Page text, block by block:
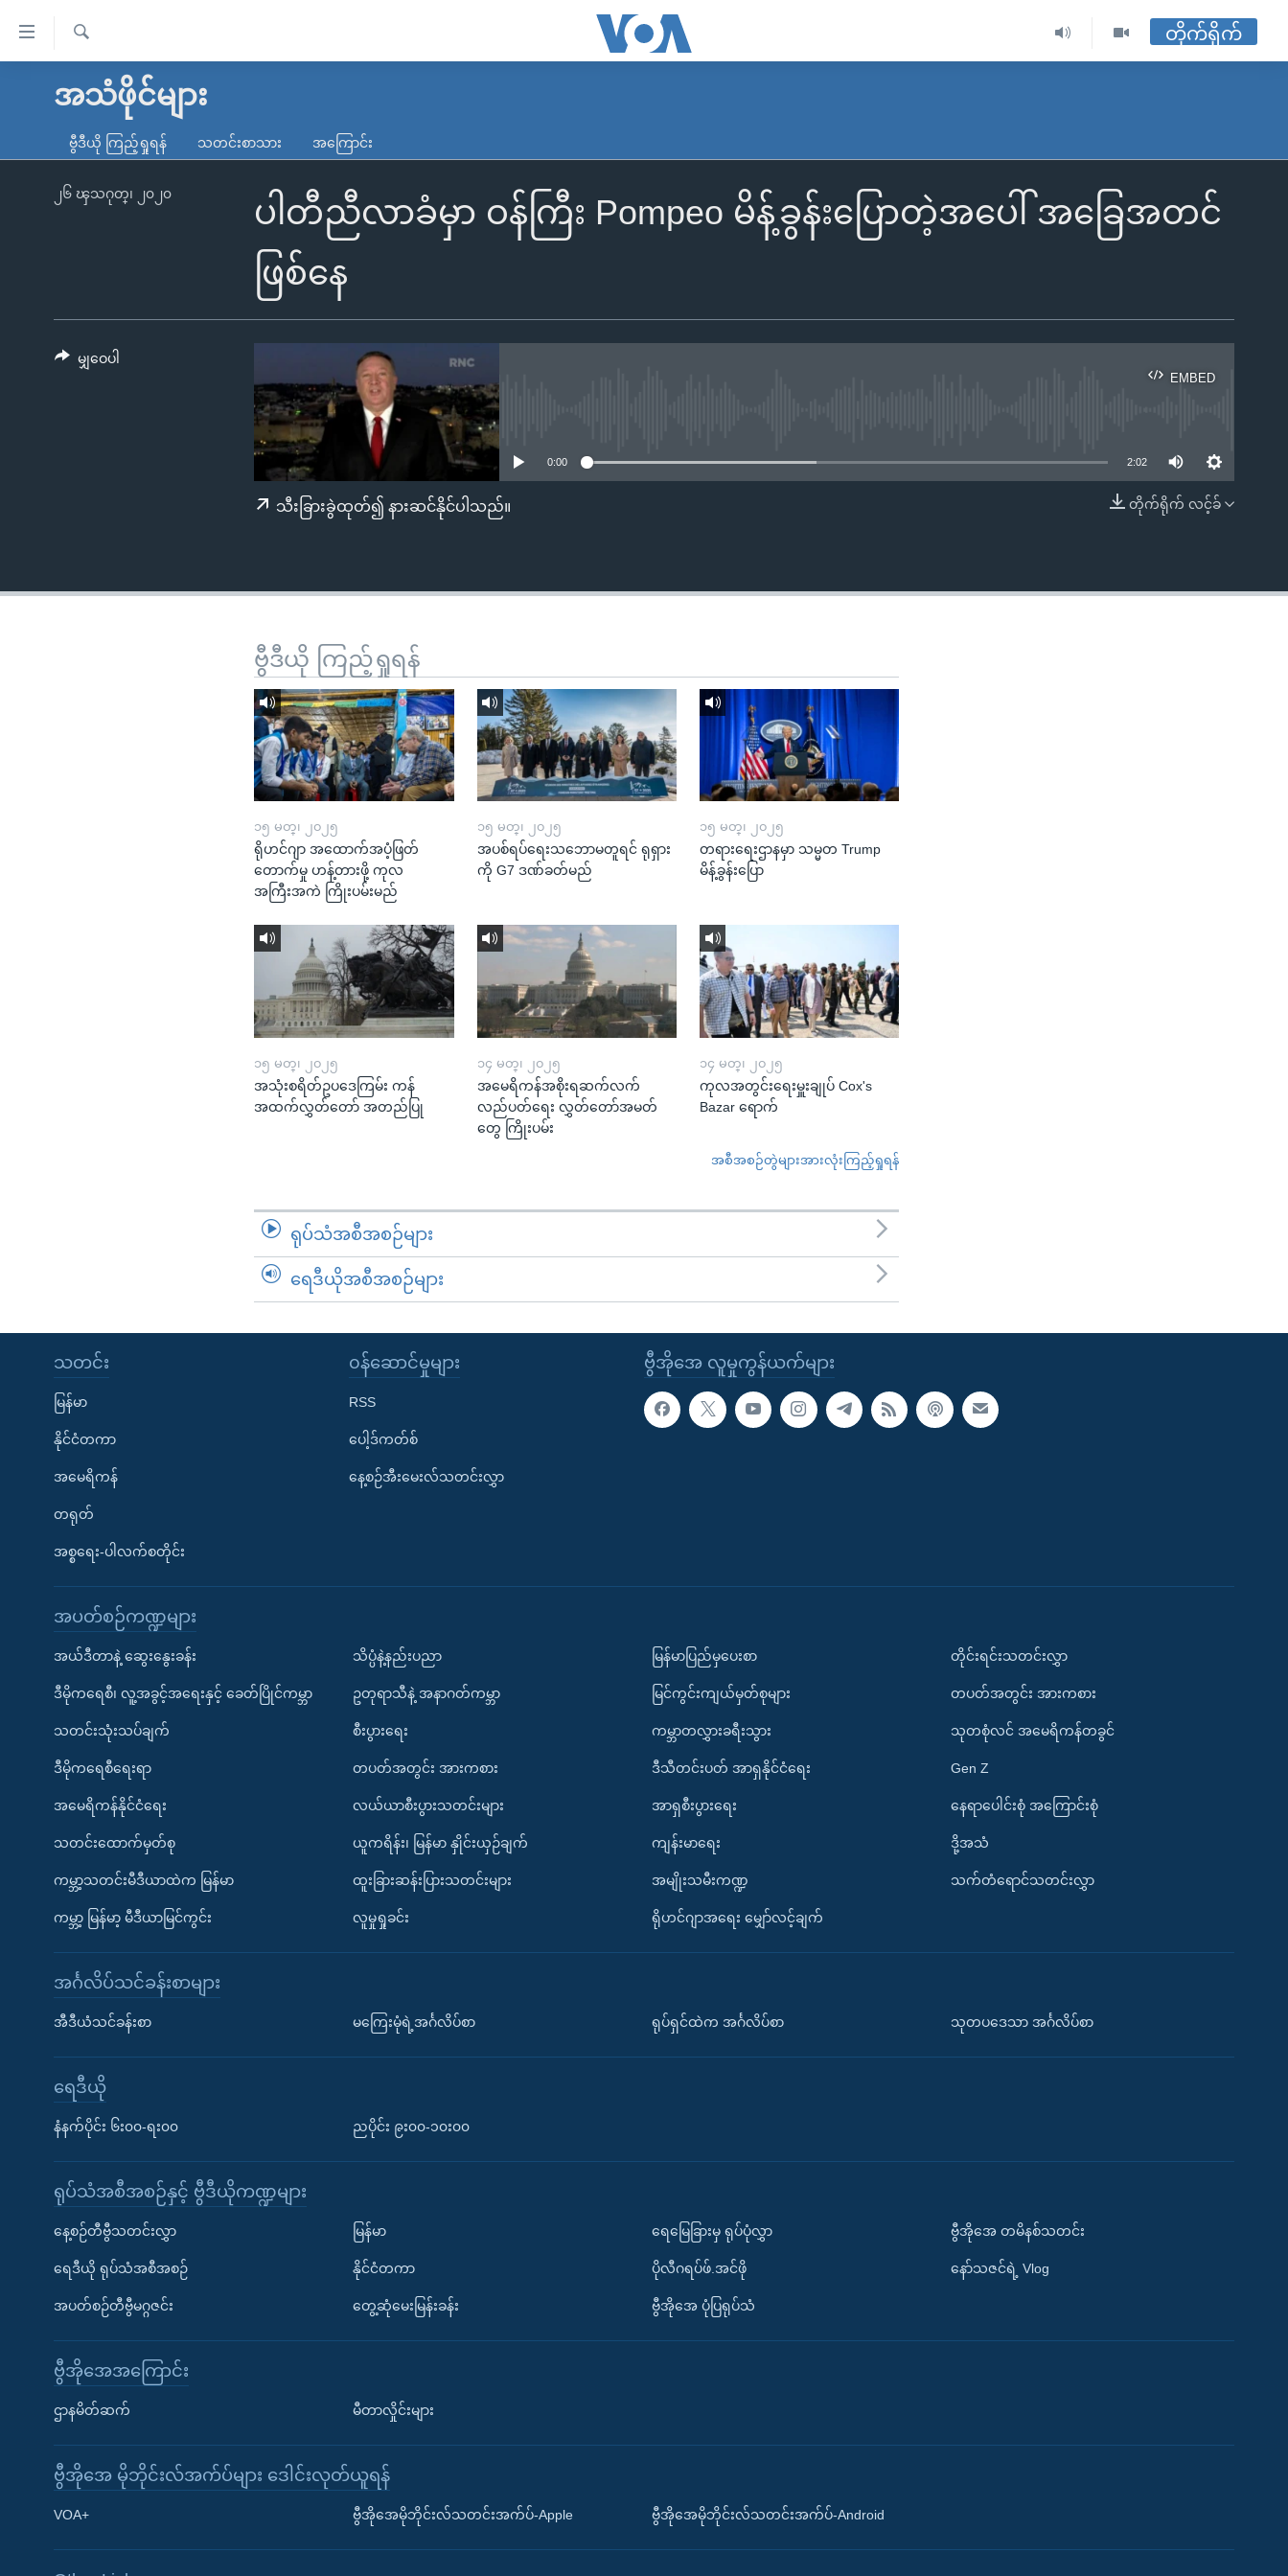
လွယ်ကူ
သည့်
ရန်
မူလစာမျက်နှာ
ကမ္ဘာ့သတင်းများ
နိုင်ငံတကာ
မကြေးမုံရဲ့ အင်္ဂလိပ်စာ
ရေဒီယို
ရေဒီယိုနှင့်ရုပ်သံ အချက်အလက်များ
Learning English
ရ
တိုက်ရိုက်
အသံဖိုင်များ
ဗွီဒီယို ကြည့်ရှုရန် သတင်းစာသား အကြောင်း
ပါတီညီလာခံမှာ ဝန်ကြီး Pompeo မိန့်ခွန်းပြောတဲ့အပေါ် အခြေအတင်
ဖြစ်နေ
၂၆ ၾသဂုတ္၊ ၂၀၂၀
EMBED
EMBED
0:00 2:02
တိုက်ရိုက် လင့်ခ်
သီးခြားခွဲထုတ်၍ နားဆင်နိုင်ပါသည်။
မျှဝေပါ
ဗွီဒီယို ကြည့်ရှုရန်
၁၅ မတ္၊ ၂၀၂၅
ရိုဟင်ဂျာ အထောက်အပံ့ဖြတ်
တောက်မှု ဟန့်တားဖို့ ကုလ
အကြီးအကဲ ကြိုးပမ်းမည်
၁၅ မတ္၊ ၂၀၂၅
အပစ်ရပ်ရေးသဘောမတူရင် ရုရှား
ကို G7 ဒဏ်ခတ်မည်
၁၅ မတ္၊ ၂၀၂၅
တရားရေးဌာနမှာ သမ္မတ Trump
မိန့်ခွန်းပြော
၁၅ မတ္၊ ၂၀၂၅
အသုံးစရိတ်ဥပဒေကြမ်း ကန်
အထက်လွှတ်တော် အတည်ပြု
၁၄ မတ္၊ ၂၀၂၅
အမေရိကန်အစိုးရဆက်လက်
လည်ပတ်ရေး လွှတ်တော်အမတ်
တွေ ကြိုးပမ်း
၁၄ မတ္၊ ၂၀၂၅
ကုလအတွင်းရေးမှူးချုပ် Cox's
Bazar ရောက်
အစီအစဉ်တွဲများအားလုံးကြည့်ရှုရန်
ရုပ်သံအစီအစဉ်များ
ရေဒီယိုအစီအစဉ်များ
ဗွီအိုအေ လူမှုကွန်ယက်များ
သတင်း
မြန်မာ
နိုင်ငံတကာ
အမေရိကန်
တရုတ်
အစ္စရေး-ပါလက်စတိုင်း
၀န်ဆောင်မှုများ
RSS
ပေါ့ဒ်ကတ်စ်
နေ့စဉ်အီးမေးလ်သတင်းလွှာ
အပတ်စဉ်ကဏ္ဍများ
အယ်ဒီတာနဲ့ ဆွေးနွေးခန်း
ဒီမိုကရေစီ၊ လူ့အခွင့်အရေးနှင့် ခေတ်ပြိုင်ကမ္ဘာ
သတင်းသုံးသပ်ချက်
ဒီမိုကရေစီရေးရာ
အမေရိကန်နိုင်ငံရေး
သတင်းထောက်မှတ်စု
ကမ္ဘာ့သတင်းမီဒီယာထဲက မြန်မာ
ကမ္ဘာ့ မြန်မာ့ မီဒီယာမြင်ကွင်း
သိပ္ပံနဲ့နည်းပညာ
ဥတုရာသီနဲ့ အနာဂတ်ကမ္ဘာ
စီးပွားရေး
တပတ်အတွင်း အားကစား
လယ်ယာစီးပွားသတင်းများ
ယူကရိန်း၊ မြန်မာ နှိုင်းယှဉ်ချက်
ထူးခြားဆန်းပြားသတင်းများ
လူမှုရှုခင်း
မြန်မာပြည်မှပေးစာ
မြင်ကွင်းကျယ်မှတ်စုများ
ကမ္ဘာတလွှားခရီးသွား
ဒီသီတင်းပတ် အာရှနိုင်ငံရေး
အာရှစီးပွားရေး
ကျန်းမာရေး
အမျိုးသမီးကဏ္ဍ
ရိုဟင်ဂျာအရေး မျှော်လင့်ချက်
တိုင်းရင်းသတင်းလွှာ
တပတ်အတွင်း အားကစား
သုတစုံလင် အမေရိကန်တခွင်
Gen Z
နေရာပေါင်းစုံ အကြောင်းစုံ
ဒို့အသံ
သက်တံရောင်သတင်းလွှာ
အင်္ဂလိပ်သင်ခန်းစာများ
အီဒီယံသင်ခန်းစာ မကြေးမုံရဲ့အင်္ဂလိပ်စာ ရုပ်ရှင်ထဲက အင်္ဂလိပ်စာ သုတပဒေသာ အင်္ဂလိပ်စာ
ရေဒီယို
နံနက်ပိုင်း ၆း၀၀-ရး၀၀ ညပိုင်း ၉း၀၀-၁၀း၀၀
ရုပ်သံအစီအစဉ်နှင့် ဗွီဒီယိုကဏ္ဍများ
နေ့စဉ်တီဗွီသတင်းလွှာ
ရေဒီယို ရုပ်သံအစီအစဉ်
အပတ်စဉ်တီဗွီမဂ္ဂဇင်း
မြန်မာ
နိုင်ငံတကာ
တွေ့ဆုံမေးမြန်းခန်း
ရေမြေခြားမှ ရုပ်ပုံလွှာ
ပိုလီဂရပ်ဖ်.အင်ဖို
ဗွီအိုအေ ပုံပြရုပ်သံ
ဗွီအိုအေ တမိနစ်သတင်း
နော်သဇင်ရဲ့ Vlog
ဗွီအိုအေအကြောင်း
ဌာနမိတ်ဆက် မီတာလှိုင်းများ
ဗွီအိုအေ မိုဘိုင်းလ်အက်ပ်များ ဒေါင်းလုတ်ယူရန်
VOA+ ဗွီအိုအေမိုဘိုင်းလ်သတင်းအက်ပ်-Apple ဗွီအိုအေမိုဘိုင်းလ်သတင်းအက်ပ်-Android